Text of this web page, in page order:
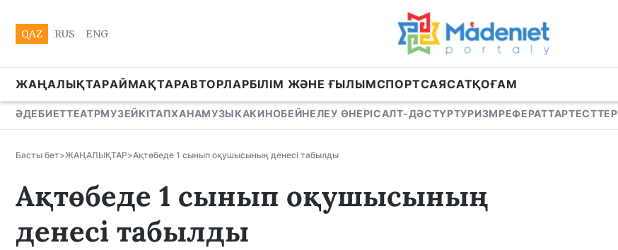
QAZ RUS ENG
ЖАҢАЛЫҚТАРАЙМАҚТАРАВТОРЛАРБІЛІМ ЖӘНЕ ҒЫЛЫМСПОРТСАЯСАТҚОҒАМ
ӘДЕБИЕТТЕАТРМУЗЕЙКІТАПХАНАМУЗЫКАКИНОБЕЙНЕЛЕУ ӨНЕРІСАЛТ-ДӘСТҮРТУРИЗМРЕФЕРАТТАРТЕСТТЕР
Басты бет>ЖАҢАЛЫҚТАР>Ақтөбеде 1 сынып оқушысының денесі табылды
Ақтөбеде 1 сынып оқушысының
денесі табылды